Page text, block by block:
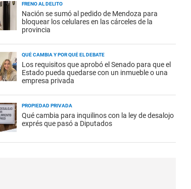
FRENO AL DELITO
Nación se sumó al pedido de Mendoza para
bloquear los celulares en las cárceles de la
provincia
QUÉ CAMBIA Y POR QUÉ EL DEBATE
Los requisitos que aprobó el Senado para que el
Estado pueda quedarse con un inmueble o una
empresa privada
PROPIEDAD PRIVADA
Qué cambia para inquilinos con la ley de desalojo
exprés que pasó a Diputados